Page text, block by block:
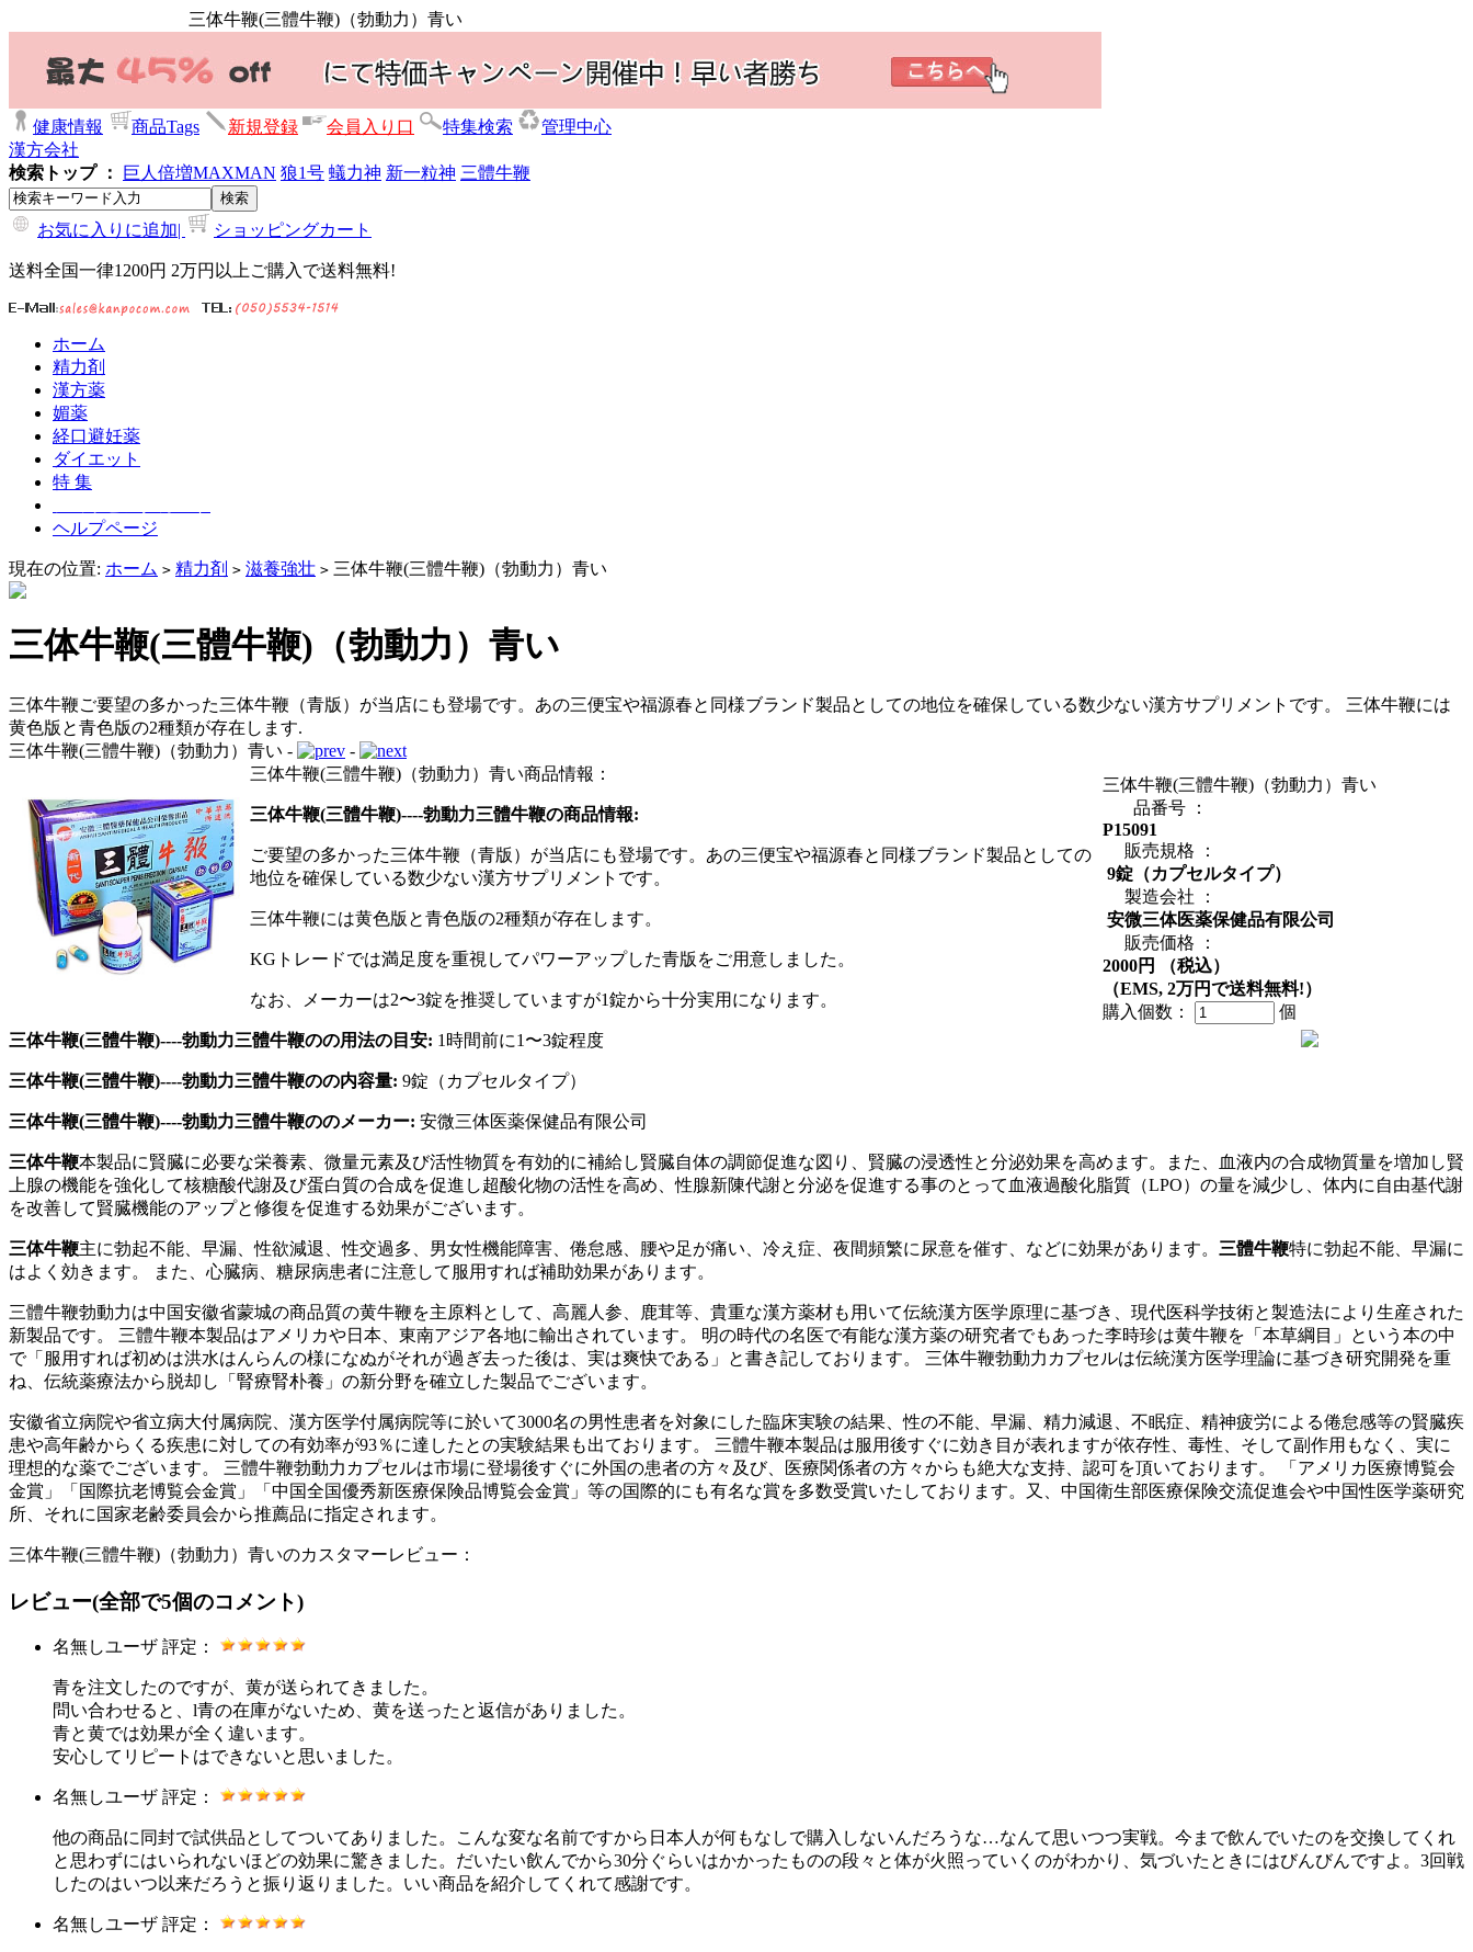
三体牛鞭(三體牛鞭)（勃動力）青い
健康情報 商品Tags 新規登録 会員入り口 特集検索
管理中心
漢方会社
検索トップ ：
巨人倍増MAXMAN 狼1号 蟻力神 新一粒神 三體牛鞭
お気に入りに追加| ショッピングカート
送料全国一律1200円 2万円以上ご購入で送料無料!
ホーム
精力剤
漢方薬
媚薬
経口避妊薬
ダイエット
特 集
ヘルプページ
現在の位置: ホーム > 精力剤 > 滋養強壮 > 三体牛鞭(三體牛鞭)（勃動力）青い
三体牛鞭(三體牛鞭)（勃動力）青い
三体牛鞭ご要望の多かった三体牛鞭（青版）が当店にも登場です。あの三便宝や福源春と同様ブランド製品としての地位を確保している数少ない漢方サプリメントです。 三体牛鞭には
黄色版と青色版の2種類が存在します.
三体牛鞭(三體牛鞭)（勃動力）青い -
-
三体牛鞭(三體牛鞭)（勃動力）青い
品番号 ：
P15091
販売規格 ：
9錠（カプセルタイプ）
製造会社 ：
安微三体医薬保健品有限公司
販売価格 ：
2000円 （税込）
（EMS, 2万円で送料無料!）
購入個数：
個
三体牛鞭(三體牛鞭)（勃動力）青い商品情報：
三体牛鞭(三體牛鞭)----勃動力三體牛鞭の商品情報:
ご要望の多かった三体牛鞭（青版）が当店にも登場です。あの三便宝や福源春と同様ブランド製品としての
地位を確保している数少ない漢方サプリメントです。
三体牛鞭には黄色版と青色版の2種類が存在します。
KGトレードでは満足度を重視してパワーアップした青版をご用意しました。
なお、メーカーは2〜3錠を推奨していますが1錠から十分実用になります。
三体牛鞭(三體牛鞭)----勃動力三體牛鞭のの用法の目安: 1時間前に1〜3錠程度
三体牛鞭(三體牛鞭)----勃動力三體牛鞭のの内容量: 9錠（カプセルタイプ）
三体牛鞭(三體牛鞭)----勃動力三體牛鞭ののメーカー: 安微三体医薬保健品有限公司
三体牛鞭本製品に賢臓に必要な栄養素、微量元素及び活性物質を有効的に補給し賢臓自体の調節促進な図り、賢臓の浸透性と分泌効果を高めます。また、血液内の合成物質量を増加し賢
上腺の機能を強化して核糖酸代謝及び蛋白質の合成を促進し超酸化物の活性を高め、性腺新陳代謝と分泌を促進する事のとって血液過酸化脂質（LPO）の量を減少し、体内に自由基代謝
を改善して賢臓機能のアップと修復を促進する効果がございます。
三体牛鞭主に勃起不能、早漏、性欲減退、性交過多、男女性機能障害、倦怠感、腰や足が痛い、冷え症、夜間頻繁に尿意を催す、などに効果があります。 三體牛鞭特に勃起不能、早漏に
はよく効きます。 また、心臓病、糖尿病患者に注意して服用すれば補助効果があります。
三體牛鞭勃動力は中国安徽省蒙城の商品質の黄牛鞭を主原料として、高麗人参、鹿茸等、貴重な漢方薬材も用いて伝統漢方医学原理に基づき、現代医科学技術と製造法により生産された
新製品です。 三體牛鞭本製品はアメリカや日本、東南アジア各地に輸出されています。 明の時代の名医で有能な漢方薬の研究者でもあった李時珍は黄牛鞭を「本草綱目」という本の中
で「服用すれば初めは洪水はんらんの様になぬがそれが過ぎ去った後は、実は爽快である」と書き記しております。 三体牛鞭勃動力カプセルは伝統漢方医学理論に基づき研究開発を重
ね、伝統薬療法から脱却し「腎療腎朴養」の新分野を確立した製品でございます。
安徽省立病院や省立病大付属病院、漢方医学付属病院等に於いて3000名の男性患者を対象にした臨床実験の結果、性の不能、早漏、精力減退、不眠症、精神疲労による倦怠感等の賢臓疾
患や高年齢からくる疾患に対しての有効率が93％に達したとの実験結果も出ております。 三體牛鞭本製品は服用後すぐに効き目が表れますが依存性、毒性、そして副作用もなく、実に
理想的な薬でございます。 三體牛鞭勃動力カプセルは市場に登場後すぐに外国の患者の方々及び、医療関係者の方々からも絶大な支持、認可を頂いております。 「アメリカ医療博覧会
金賞」「国際抗老博覧会金賞」「中国全国優秀新医療保険品博覧会金賞」等の国際的にも有名な賞を多数受賞いたしております。又、中国衛生部医療保険交流促進会や中国性医学薬研究
所、それに国家老齢委員会から推薦品に指定されます。
三体牛鞭(三體牛鞭)（勃動力）青いのカスタマーレビュー：
レビュー(全部で5個のコメント)
名無しユーザ 評定：
青を注文したのですが、黄が送られてきました。
問い合わせると、l青の在庫がないため、黄を送ったと返信がありました。
青と黄では効果が全く違います。
安心してリピートはできないと思いました。
名無しユーザ 評定：
他の商品に同封で試供品としてついてありました。こんな変な名前ですから日本人が何もなしで購入しないんだろうな…なんて思いつつ実戦。今まで飲んでいたのを交換してくれ
と思わずにはいられないほどの効果に驚きました。だいたい飲んでから30分ぐらいはかかったものの段々と体が火照っていくのがわかり、気づいたときにはびんびんですよ。3回戦
したのはいつ以来だろうと振り返りました。いい商品を紹介してくれて感謝です。
名無しユーザ 評定：